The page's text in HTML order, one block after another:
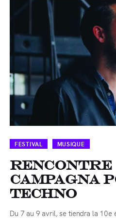
FESTIVAL MUSIQUE
Rencontre
Campagna
Techno
Du 7 au 9 avril, se tiendra la 10e